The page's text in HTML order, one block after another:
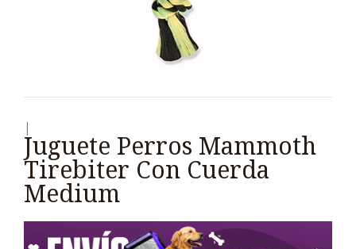
Juguete Perros Mammoth
Tirebiter Con Cuerda
Medium